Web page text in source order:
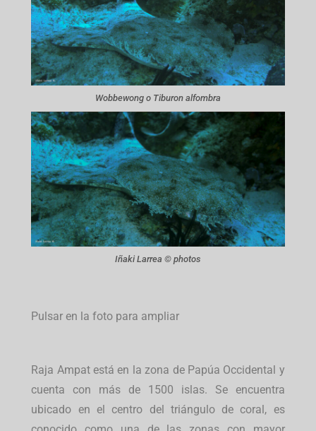
Wobbewong o Tiburon alfombra
Iñaki Larrea © photos
Pulsar en la foto para ampliar
Raja Ampat está en la zona de Papúa Occidental y
cuenta con más de 1500 islas. Se encuentra
ubicado en el centro del triángulo de coral, es